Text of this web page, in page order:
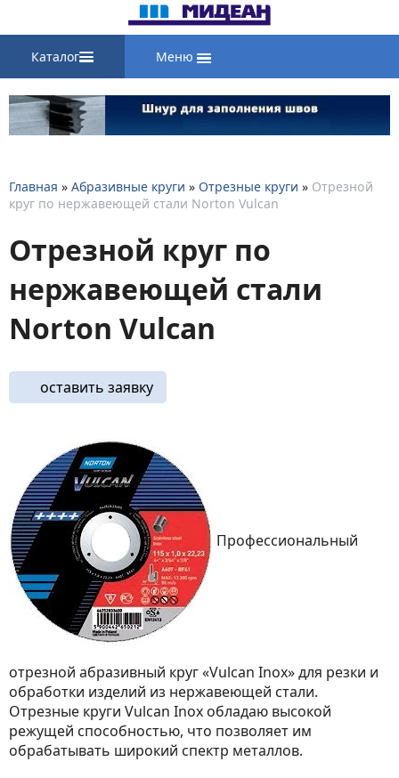
Каталог Меню
Главная » Абразивные круги » Отрезные круги » Отрезной
круг по нержавеющей стали Norton Vulcan
Отрезной круг по
нержавеющей стали
Norton Vulcan
оставить заявку
Профессиональный
отрезной абразивный круг «Vulcan Inox» для резки и
обработки изделий из нержавеющей стали.
Отрезные круги Vulcan Inox обладаю высокой
режущей способностью, что позволяет им
обрабатывать широкий спектр металлов.